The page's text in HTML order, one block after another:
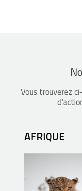
Vous trouverez
AFRIQUE